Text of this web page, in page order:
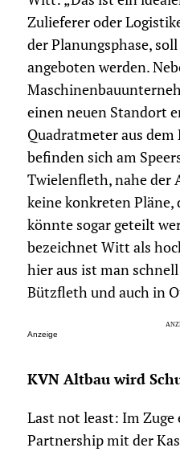
Zulieferer oder
der Planungsphase,
angeboten werden.
einen neuen Standort
Quadratmeter aus
befinden sich am
Twielenfleth, nahe der
keine konkreten
könnte sogar geteilt
bezeichnet Witt als
hier aus ist man
Bützfleth und auch in
Anzeige
KVN Altbau wird
Last not least: Im
Partnership mit der